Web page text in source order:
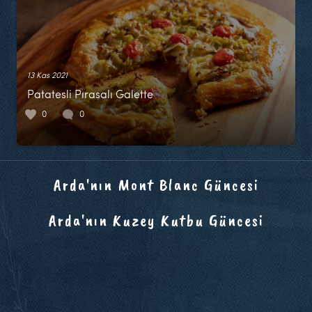
13 Kas 2021
Patatesli Pırasalı Galette
0 0
Arda'nın Mont Blanc Güncesi
Arda'nın Kuzey Kutbu Güncesi